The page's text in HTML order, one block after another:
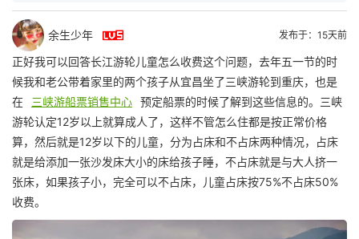
余生少年  发布于：15天前
正好我可以回答长江游轮儿童怎么收费这个问题，去年五一节的时
候我和老公带着家里的两个孩子从宜昌坐了三峡游轮到重庆，也是
在
三峡游船票销售中心 预定船票的时候了解到这些信息的。三峡
游轮认定12岁以上就算成人了，这样不管怎么住都是按正常价格
算，然后就是12岁以下的儿童，分为占床和不占床两种情况，占床
就是给添加一张沙发床大小的床给孩子睡，不占床就是与大人挤一
张床，如果孩子小，完全可以不占床，儿童占床按75%不占床50%
收费。